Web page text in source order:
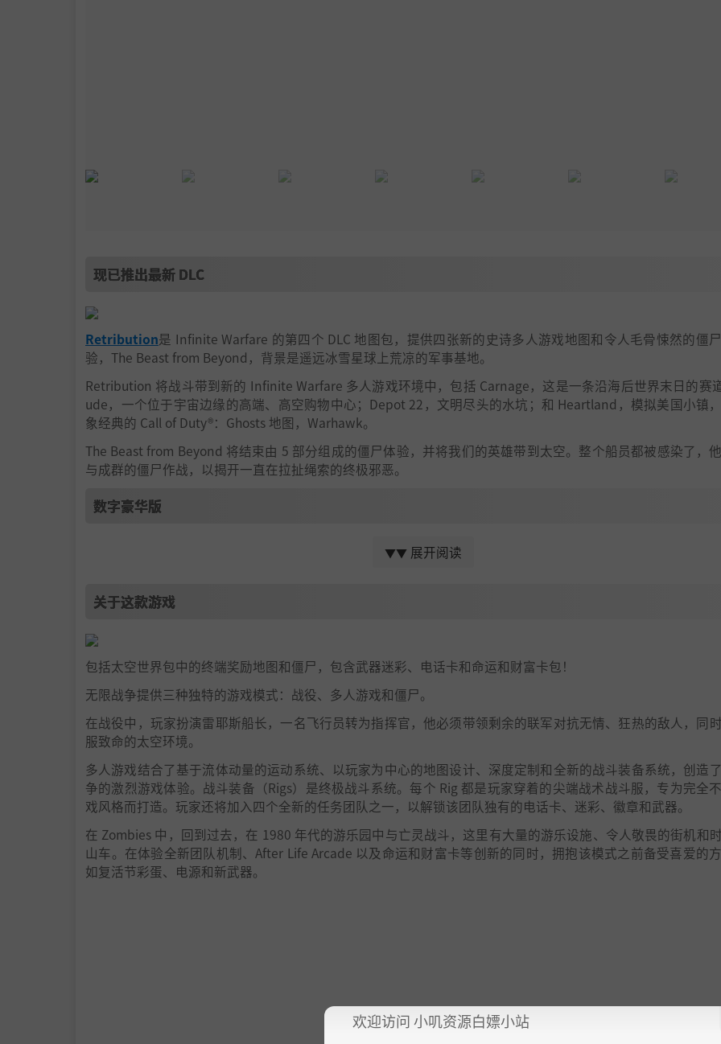
现已推出最新 DLC
Retribution是 Infinite Warfare 的第四个 DLC 地图包，提供四张新的史诗多人游戏地图和令人毛骨悚然的僵
验，The Beast from Beyond，背景是遥远冰雪星球上荒凉的军事基地。
Retribution 将战斗带到新的 Infinite Warfare 多人游戏环境中，包括 Carnage，这是一条沿海后世界末日的赛
ude，一个位于宇宙边缘的高端、高空购物中心；Depot 22，文明尽头的水坑；和 Heartland，模拟美国小镇
象经典的 Call of Duty®：Ghosts 地图，Warhawk。
The Beast from Beyond 将结束由 5 部分组成的僵尸体验，并将我们的英雄带到太空。整个船员都被感染了，
与成群的僵尸作战，以揭开一直在拉扯绳索的终极邪恶。
数字豪华版
端奖励地图、太空世界中的僵尸包、BulletHawk 和地狱风暴个性化包，以及电话卡套装。
*在发布时，《现代战争重制版》将仅包含来自《使命召唤：现代战争》游戏的 10 张 MP 地图。其他 MP 地图将在
p://www.callofduty.com/MWR_FAQ。
季票优惠：购买后可获得 10 个稀有补给品，外加 1,000 个用于制作新原型武器的奖励打捞。
在战役中，玩家扮演雷耶斯船长，一名飞行员转为指挥官，他必须带领剩余的联军对抗无情的敌人，同时努力
的太空极端环境。
多人游戏结合了基于流体动量的运动系统、以玩家为中心的地图设计、深度定制和全新的战斗装备系统，创造
争的激烈游戏体验。战斗装备是终极战斗系统。每个 Rig 都是玩家穿着的尖端战术战斗服，专为完全不同的游
打造。
▼▼ 展开阅读
关于这款游戏
包括太空世界包中的终端奖励地图和僵尸，包含武器迷彩、电话卡和命运和财富卡包！
无限战争提供三种独特的游戏模式：战役、多人游戏和僵尸。
在战役中，玩家扮演雷耶斯船长，一名飞行员转为指挥官，他必须带领剩余的联军对抗无情、狂热的敌人，同
服致命的太空环境。
多人游戏结合了基于流体动量的运动系统、以玩家为中心的地图设计、深度定制和全新的战斗装备系统，创造
争的激烈游戏体验。战斗装备（Rigs）是终极战斗系统。每个 Rig 都是玩家穿着的尖端战术战斗服，专为完全
戏风格而打造。玩家还将加入四个全新的任务团队之一，以解锁该团队独有的电话卡、迷彩、徽章和武器。
在 Zombies 中，回到过去，在 1980 年代的游乐园中与亡灵战斗，这里有大量的游乐设施、令人敬畏的街机和
山车。在体验全新团队机制、After Life Arcade 以及命运和财富卡等创新的同时，拥抱该模式之前备受喜爱的
如复活节彩蛋、电源和新武器。
欢迎访问 小叽资源白嫖小站